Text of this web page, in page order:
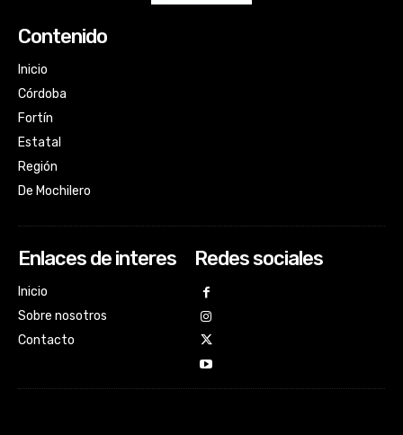
Contenido
Inicio
Córdoba
Fortín
Estatal
Región
De Mochilero
Enlaces de interes
Inicio
Sobre nosotros
Contacto
Redes sociales